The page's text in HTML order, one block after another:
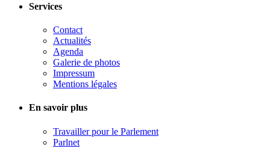
Services
Contact
Actualités
Agenda
Galerie de photos
Impressum
Mentions légales
En savoir plus
Travailler pour le Parlement
Parlnet